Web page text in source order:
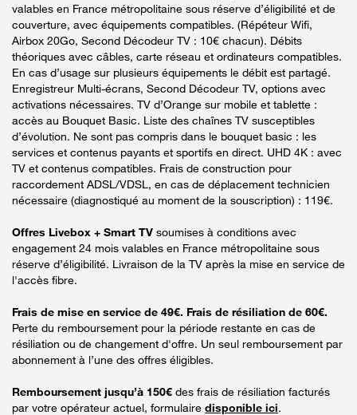
valables en France métropolitaine sous réserve d’éligibilité et de
couverture, avec équipements compatibles. (Répéteur Wifi,
Airbox 20Go, Second Décodeur TV : 10€ chacun). Débits
théoriques avec câbles, carte réseau et ordinateurs compatibles.
En cas d’usage sur plusieurs équipements le débit est partagé.
Enregistreur Multi-écrans, Second Décodeur TV, options avec
activations nécessaires. TV d’Orange sur mobile et tablette :
accès au Bouquet Basic. Liste des chaînes TV susceptibles
d’évolution. Ne sont pas compris dans le bouquet basic : les
services et contenus payants et sportifs en direct. UHD 4K : avec
TV et contenus compatibles. Frais de construction pour
raccordement ADSL/VDSL, en cas de déplacement technicien
nécessaire (diagnostiqué au moment de la souscription) : 119€.
Offres Livebox + Smart TV soumises à conditions avec
engagement 24 mois valables en France métropolitaine sous
réserve d’éligibilité. Livraison de la TV après la mise en service de
l'accès fibre.
Frais de mise en service de 49€. Frais de résiliation de 60€.
Perte du remboursement pour la période restante en cas de
résiliation ou de changement d'offre. Un seul remboursement par
abonnement à l’une des offres éligibles.
Remboursement jusqu’à 150€ des frais de résiliation facturés
par votre opérateur actuel, formulaire disponible ici.